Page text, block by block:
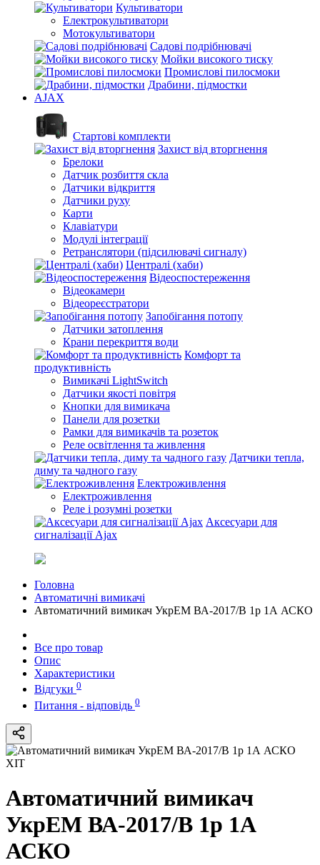
Культиватори
Електрокультиватори
Мотокультиватори
Садові подрібнювачі
Мойки високого тиску
Промислові пилосмоки
Драбини, підмостки
AJAX
Стартові комплекти
Захист від вторгнення
Брелоки
Датчик розбиття скла
Датчики відкриття
Датчики руху
Карти
Клавіатури
Модулі інтеграції
Ретранслятори (підсилювачі сигналу)
Централі (хаби)
Відеоспостереження
Відеокамери
Відеореєстратори
Запобігання потопу
Датчики затоплення
Крани перекриття води
Комфорт та
продуктивність
Вимикачі LightSwitch
Датчики якості повітря
Кнопки для вимикача
Панели для розетки
Рамки для вимикачів та розеток
Реле освітлення та живлення
Датчики тепла,
диму та чадного газу
Електроживлення
Електроживлення
Реле і розумні розетки
Аксесуари для
сигналізації Ajax
Головна
Автоматичні вимикачі
Автоматичний вимикач УкрЕМ ВА-2017/B 1р 1А АСКО
Все про товар
Опис
Характеристики
Відгуки 0
Питання - відповідь 0
ХІТ
Автоматичний вимикач
УкрЕМ ВА-2017/B 1р 1А
АСКО